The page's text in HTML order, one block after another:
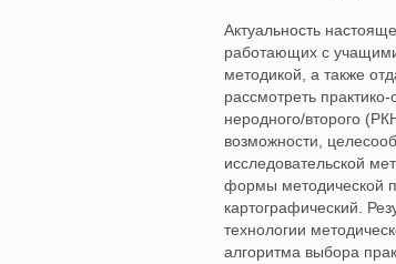
Актуальность
работающих с
методикой, а также
рассмотреть
неродного/второго
возможности,
исследовательской
формы методической
картографический.
технологии
алгоритма выбора